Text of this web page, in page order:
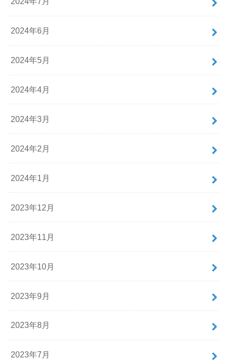
2024年6月
2024年5月
2024年4月
2024年3月
2024年2月
2024年1月
2023年12月
2023年11月
2023年10月
2023年9月
2023年8月
2023年7月